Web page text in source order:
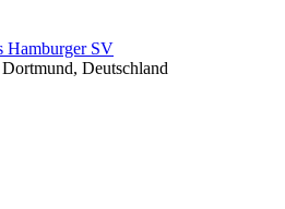
Hamburger SV
Dortmund, Deutschland